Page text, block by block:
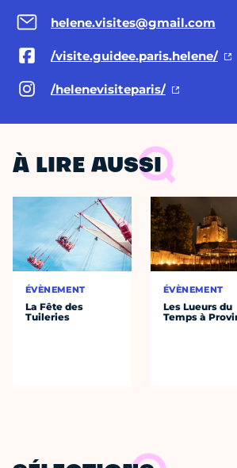
helene.visites@gmail.com
/visite.guidee.paris.helene/
/helenevisiteparis/
À LIRE AUSSI
ÉVÈNEMENT
La Fête des
Tuileries
ÉVÈNEMENT
Les Lueurs du
Temps à